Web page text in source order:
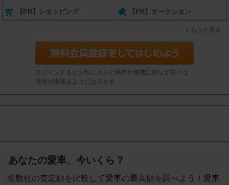
【PR】ショッピング 【PR】オークション
もっと見る
ログインするとお気に入りの保存や燃費記録など様々な
管理が出来るようになります
あなたの愛車、今いくら？
複数社の査定額を比較して愛車の最高額を調べよう！愛車